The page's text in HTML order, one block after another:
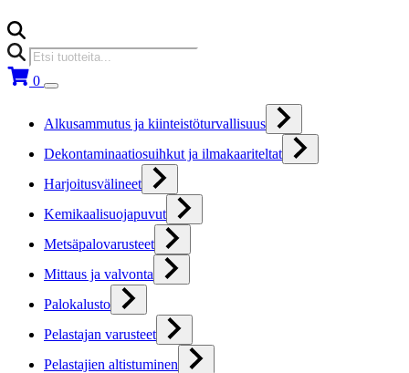
Products
search
0
Alkusammutus ja kiinteistöturvallisuus
Dekontaminaatiosuihkut ja ilmakaariteltat
Harjoitusvälineet
Kemikaalisuojapuvut
Metsäpalovarusteet
Mittaus ja valvonta
Palokalusto
Pelastajan varusteet
Pelastajien altistuminen